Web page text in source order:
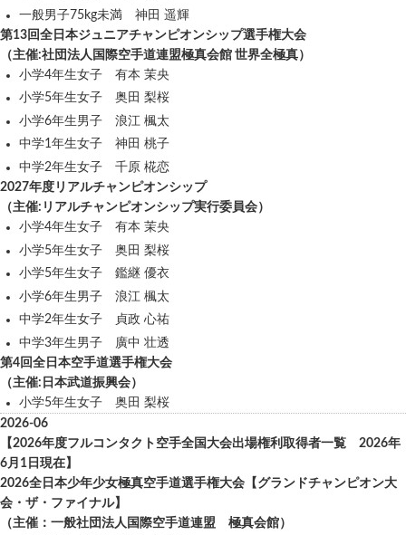
一般男子75kg未満 神田 遥輝
第13回全日本ジュニアチャンピオンシップ選手権大会
（主催:社団法人国際空手道連盟極真会館 世界全極真）
小学4年生女子 有本 茉央
小学5年生女子 奥田 梨桜
小学6年生男子 浪江 楓太
中学1年生女子 神田 桃子
中学2年生女子 千原 椛恋
2027年度リアルチャンピオンシップ
（主催:リアルチャンピオンシップ実行委員会）
小学4年生女子 有本 茉央
小学5年生女子 奥田 梨桜
小学5年生女子 鑑継 優衣
小学6年生男子 浪江 楓太
中学2年生女子 貞政 心祐
中学3年生男子 廣中 壮透
第4回全日本空手道選手権大会
（主催:日本武道振興会）
小学5年生女子 奥田 梨桜
2026-06
【2026年度フルコンタクト空手全国大会出場権利取得者一覧 2026年
6月1日現在】
2026全日本少年少女極真空手道選手権大会【グランドチャンピオン大
会・ザ・ファイナル】
（主催：一般社団法人国際空手道連盟 極真会館）